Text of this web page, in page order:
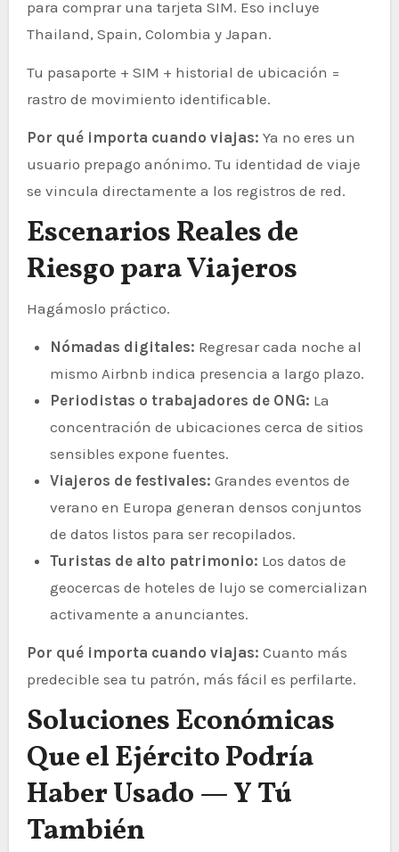
para comprar una tarjeta SIM. Eso incluye
Thailand, Spain, Colombia y Japan.
Tu pasaporte + SIM + historial de ubicación =
rastro de movimiento identificable.
Por qué importa cuando viajas: Ya no eres un
usuario prepago anónimo. Tu identidad de viaje
se vincula directamente a los registros de red.
Escenarios Reales de
Riesgo para Viajeros
Hagámoslo práctico.
Nómadas digitales: Regresar cada noche al
mismo Airbnb indica presencia a largo plazo.
Periodistas o trabajadores de ONG: La
concentración de ubicaciones cerca de sitios
sensibles expone fuentes.
Viajeros de festivales: Grandes eventos de
verano en Europa generan densos conjuntos
de datos listos para ser recopilados.
Turistas de alto patrimonio: Los datos de
geocercas de hoteles de lujo se comercializan
activamente a anunciantes.
Por qué importa cuando viajas: Cuanto más
predecible sea tu patrón, más fácil es perfilarte.
Soluciones Económicas
Que el Ejército Podría
Haber Usado — Y Tú
También